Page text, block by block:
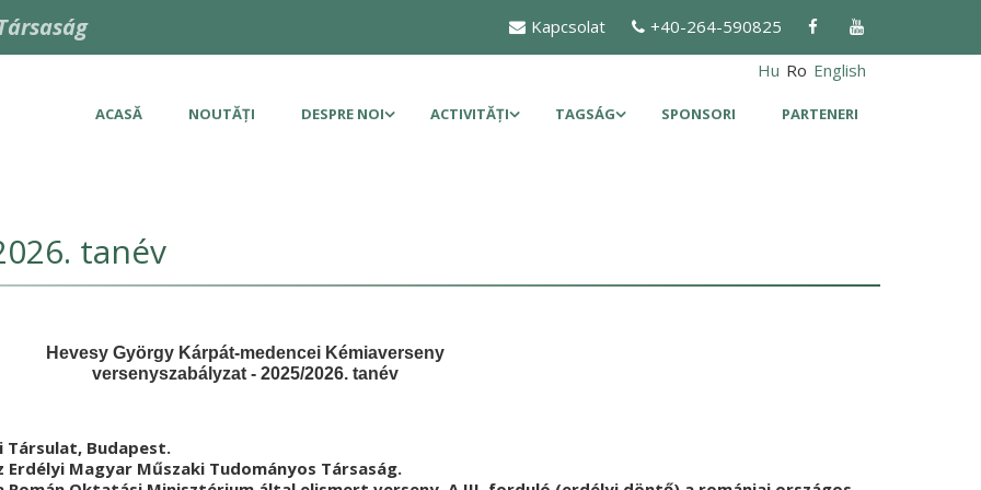
Kapcsolat +40-264-590825
Hu Ro English
ACASĂ NOUTĂȚI DESPRE NOI ACTIVITĂȚI TAGSÁG SPONSORI PARTENERI
tanév
Hevesy György Kárpát-medencei Kémiaverseny
versenyszabályzat - 2025/2026. tanév
Társulat, Budapest.
Magyar Műszaki Tudományos Társaság.